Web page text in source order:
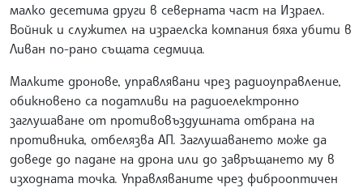
малко десетима други в северната част на Израел.
Войник и служител на израелска компания бяха убити в
Ливан по-рано същата седмица.
Малките дронове, управлявани чрез радиоуправление,
обикновено са податливи на радиоелектронно
заглушаване от противовъздушната отбрана на
противника, отбелязва АП. Заглушаването може да
доведе до падане на дрона или до завръщането му в
изходната точка. Управляваните чрез фиброоптичен